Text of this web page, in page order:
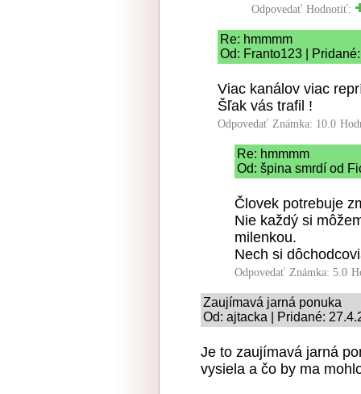
Odpovedať Hodnotiť:
Re: hmmmm
Od: Franto123 |
Viac kanálov viac
Šľak vás trafil !
Odpovedať Známka: 10.0
Re: hmmmm
Od: špina smrdí od
Človek potrebuje
Nie každý si
milenkou.
Nech si
Odpovedať Známka: 5.0
Zaujímavá jarná ponuka
Od: ajtacka | Pridané:
Je to zaujímavá jarná
vysiela a čo by ma